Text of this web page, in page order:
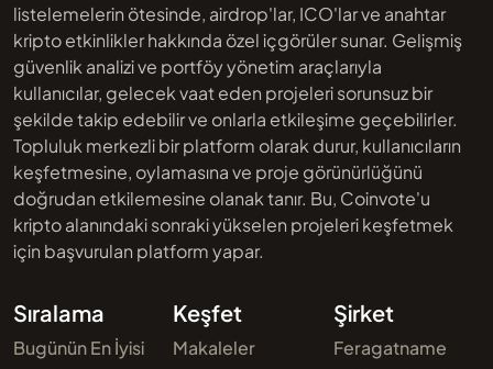
listelemelerin ötesinde, airdrop'lar, ICO'lar ve anahtar
kripto etkinlikler hakkında özel içgörüler sunar. Gelişmiş
güvenlik analizi ve portföy yönetim araçlarıyla
kullanıcılar, gelecek vaat eden projeleri sorunsuz bir
şekilde takip edebilir ve onlarla etkileşime geçebilirler.
Topluluk merkezli bir platform olarak durur, kullanıcıların
keşfetmesine, oylamasına ve proje görünürlüğünü
doğrudan etkilemesine olanak tanır. Bu, Coinvote'u
kripto alanındaki sonraki yükselen projeleri keşfetmek
için başvurulan platform yapar.
Sıralama
Bugünün En İyisi
Keşfet
Makaleler
Şirket
Feragatname